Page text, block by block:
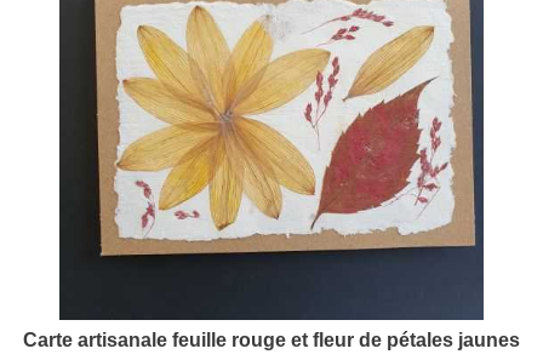
Carte artisanale feuille rouge et fleur de pétales jaunes